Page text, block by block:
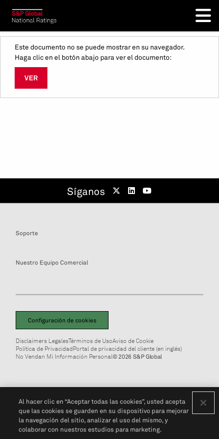
Este documento no se puede mostrar en su navegador.
Haga clic en el botón abajo para ver el documento:
VER
Síganos
Soporte
Nuestro Equipo Comercial
Configuración de cookies
Disclaimers LegalesTérminos de UsoAviso de Cookie
Política de PrivacidadPortal de privacidad del cliente (en inglés)
No Vendan Mi Información Personal© 2026 S&P Global
Al hacer clic en “Aceptar todas las cookies”, usted acepta
que las cookies se guarden en su dispositivo para mejorar
la navegación del sitio, analizar el uso del mismo, y
colaborar con nuestros estudios para marketing.